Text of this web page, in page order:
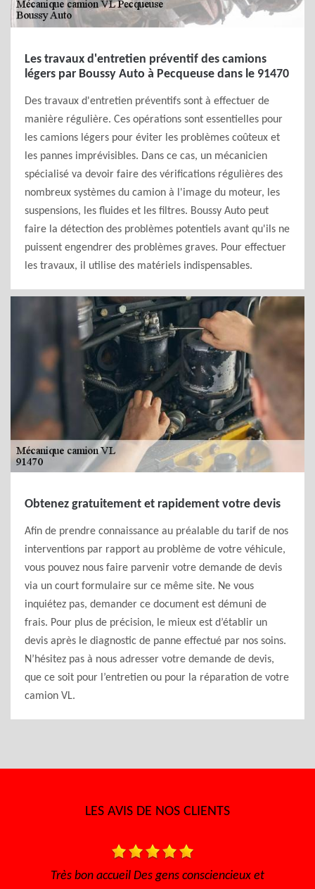
Les travaux d'entretien préventif des camions
légers par Boussy Auto à Pecqueuse dans le 91470
Des travaux d'entretien préventifs sont à effectuer de
manière régulière. Ces opérations sont essentielles pour
les camions légers pour éviter les problèmes coûteux et
les pannes imprévisibles. Dans ce cas, un mécanicien
spécialisé va devoir faire des vérifications régulières des
nombreux systèmes du camion à l'image du moteur, les
suspensions, les fluides et les filtres. Boussy Auto peut
faire la détection des problèmes potentiels avant qu'ils ne
puissent engendrer des problèmes graves. Pour effectuer
les travaux, il utilise des matériels indispensables.
Obtenez gratuitement et rapidement votre devis
Afin de prendre connaissance au préalable du tarif de nos
interventions par rapport au problème de votre véhicule,
vous pouvez nous faire parvenir votre demande de devis
via un court formulaire sur ce même site. Ne vous
inquiétez pas, demander ce document est démuni de
frais. Pour plus de précision, le mieux est d’établir un
devis après le diagnostic de panne effectué par nos soins.
N’hésitez pas à nous adresser votre demande de devis,
que ce soit pour l’entretien ou pour la réparation de votre
camion VL.
LES AVIS DE NOS CLIENTS
Très bon accueil Des gens consciencieux et